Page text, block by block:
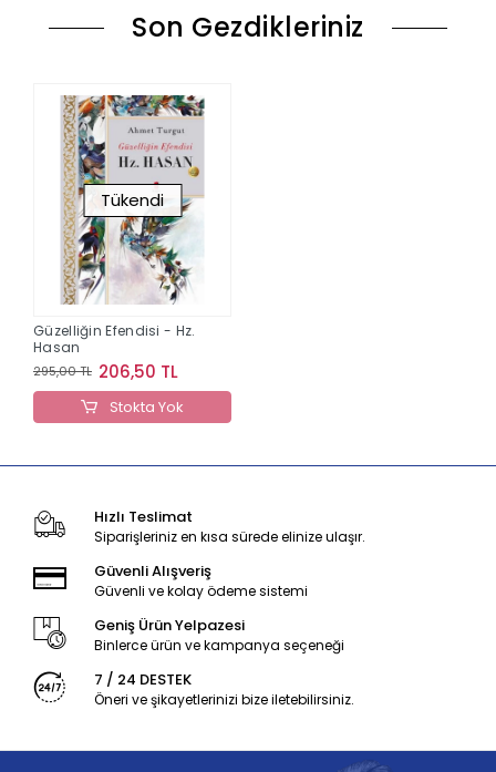
Son Gezdikleriniz
Tükendi
Güzelliğin Efendisi - Hz.
Hasan
295,00 TL 206,50 TL
Stokta Yok
Hızlı Teslimat
Siparişleriniz en kısa sürede elinize ulaşır.
Güvenli Alışveriş
Güvenli ve kolay ödeme sistemi
Geniş Ürün Yelpazesi
Binlerce ürün ve kampanya seçeneği
7 / 24 DESTEK
Öneri ve şikayetlerinizi bize iletebilirsiniz.